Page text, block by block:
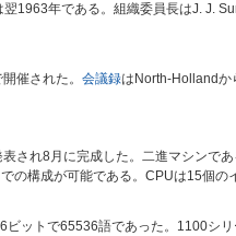
1963年である。組織委員長はJ. J.
催された。 会議録はNorth-Hollandか
され8月に完成した。二進マシンで
構成が可能である。CPUは15個
ットで65536語であった。1100シ